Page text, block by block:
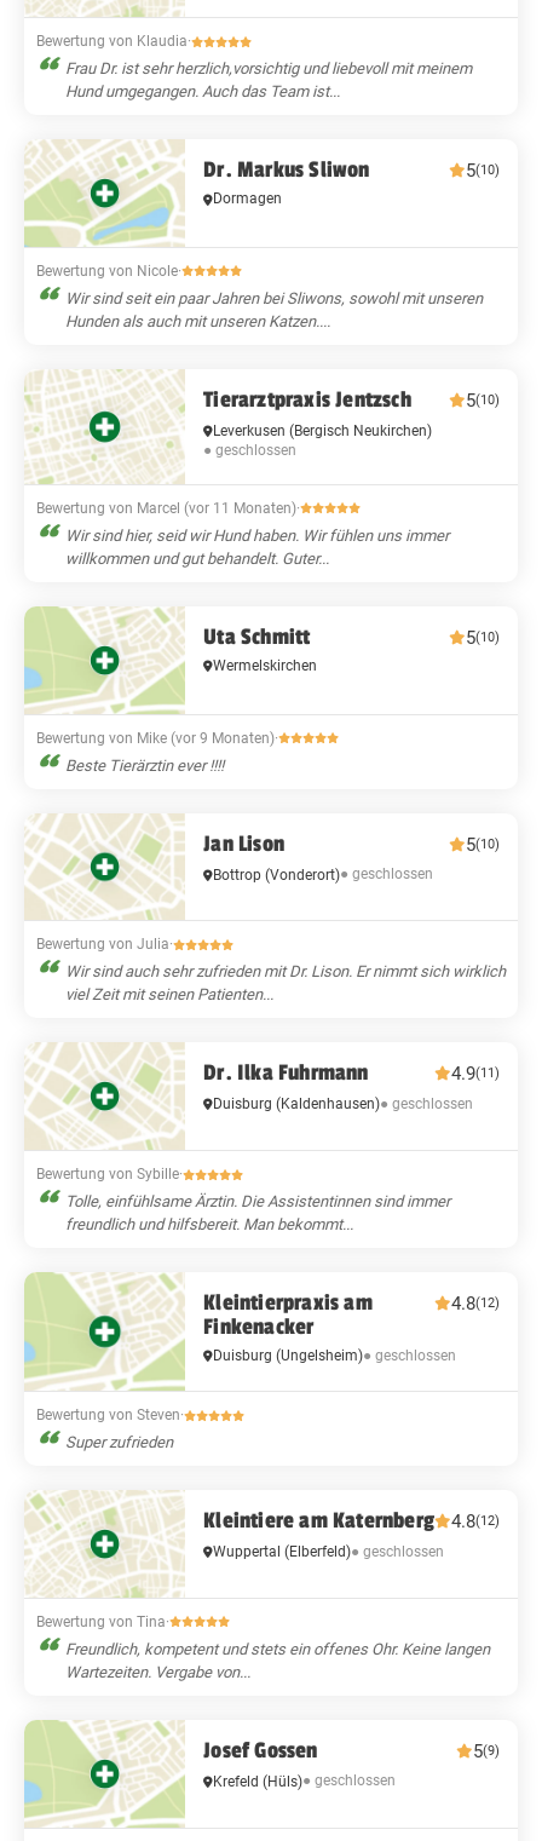
Bewertung von Klaudia·
Frau Dr. ist sehr herzlich,vorsichtig und liebevoll mit meinem
Hund umgegangen. Auch das Team ist...
Dr. Markus Sliwon 5(10)
Dormagen
Bewertung von Nicole·
Wir sind seit ein paar Jahren bei Sliwons, sowohl mit unseren
Hunden als auch mit unseren Katzen....
Tierarztpraxis Jentzsch 5(10)
Leverkusen(Bergisch Neukirchen)
● geschlossen
Bewertung von Marcel (vor 11 Monaten)·
Wir sind hier, seid wir Hund haben. Wir fühlen uns immer
willkommen und gut behandelt. Guter...
Uta Schmitt 5(10)
Wermelskirchen
Bewertung von Mike (vor 9 Monaten)·
Beste Tierärztin ever !!!!
Jan Lison 5(10)
Bottrop(Vonderort)● geschlossen
Bewertung von Julia·
Wir sind auch sehr zufrieden mit Dr. Lison. Er nimmt sich wirklich
viel Zeit mit seinen Patienten...
Dr. Ilka Fuhrmann 4.9(11)
Duisburg(Kaldenhausen)● geschlossen
Bewertung von Sybille·
Tolle, einfühlsame Ärztin. Die Assistentinnen sind immer
freundlich und hilfsbereit. Man bekommt...
Kleintierpraxis am
Finkenacker
4.8(12)
Duisburg(Ungelsheim)● geschlossen
Bewertung von Steven·
Super zufrieden
Kleintiere am Katernberg 4.8(12)
Wuppertal(Elberfeld)● geschlossen
Bewertung von Tina·
Freundlich, kompetent und stets ein offenes Ohr. Keine langen
Wartezeiten. Vergabe von...
Josef Gossen 5(9)
Krefeld(Hüls)● geschlossen